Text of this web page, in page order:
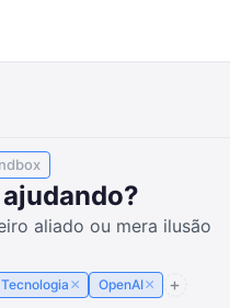
aliado ou mera ilusão
Tecnologia × OpenAI×